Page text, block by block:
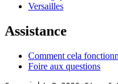
Versailles
Assistance
Comment cela
Foire aux questions